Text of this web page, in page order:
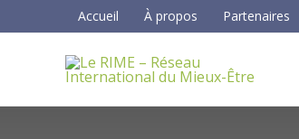
au
Accueil À propos Partenaires